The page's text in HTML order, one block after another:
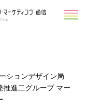
ションデザイン局
推進二グループ マー